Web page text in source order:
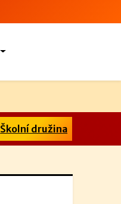
Školní družina